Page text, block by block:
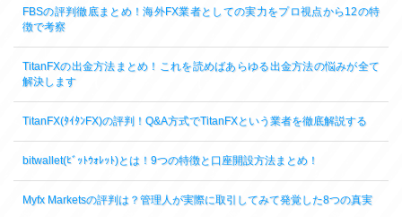
FBSの評判徹底まとめ！海外FX業者としての実力をプロ視点から12の特
徴で考察
TitanFXの出金方法まとめ！これを読めばあらゆる出金方法の悩みが全て
解決します
TitanFX(ﾀｲﾀﾝFX)の評判！Q&A方式でTitanFXという業者を徹底解説する
bitwallet(ﾋﾞｯﾄｳｫﾚｯﾄ)とは！9つの特徴と口座開設方法まとめ！
Myfx Marketsの評判は？管理人が実際に取引してみて発覚した8つの真実